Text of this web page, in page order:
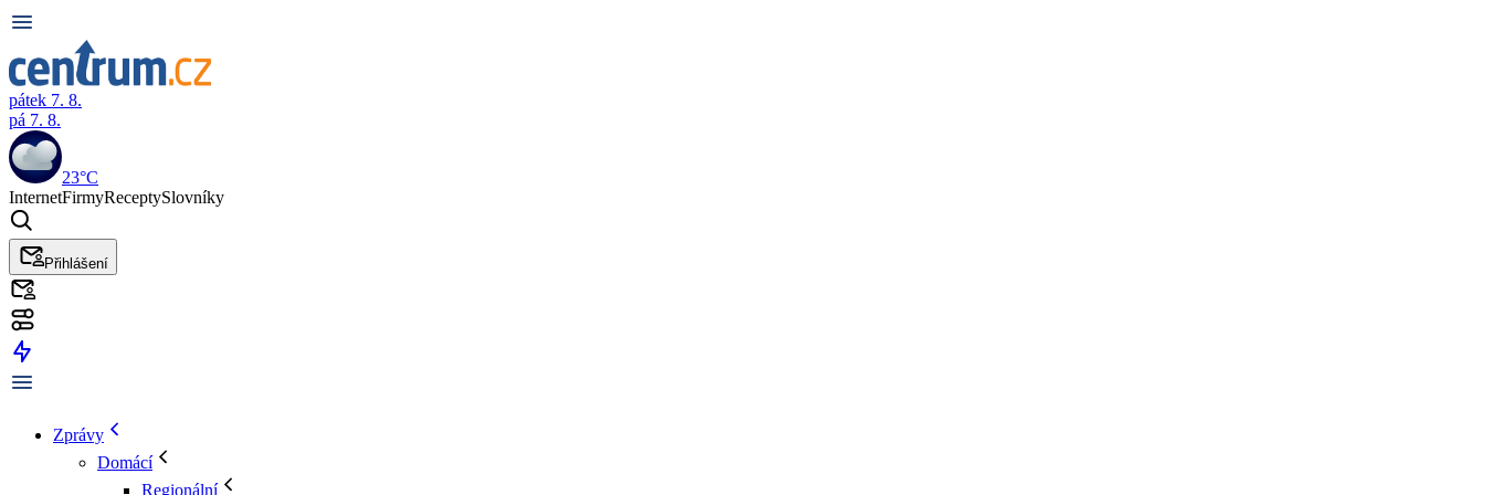
pátek 7. 8.
pá 7. 8.
23°C
InternetFirmyReceptySlovníky
Přihlášení
Zprávy
Domácí
Regionální